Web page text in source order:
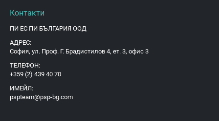
Контакти
ПИ ЕС ПИ БЪЛГАРИЯ ООД
АДРЕС:
София, ул. Проф. Г. Брадистилов 4, ет. 3, офис 3
ТЕЛЕФОН:
+359 (2) 439 40 70
ИМЕЙЛ:
pspteam@psp-bg.com